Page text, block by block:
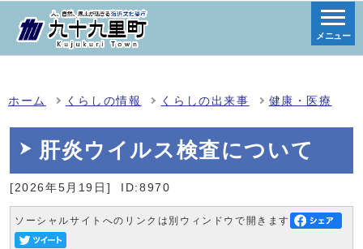
メニュー
ホーム くらしの情報 くらしの出来事 健康・医療
肝炎ウイルス検査について
[2026年5月19日] ID:8970
ソーシャルサイトへのリンクは別ウィンドウで開きます